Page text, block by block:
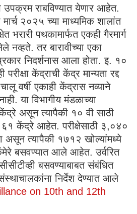
उपक्रम राबविण्यात येणार आहेत.
मार्च २०२५ च्या माध्यमिक शालांत
भरारी पथकामार्फत एकही गैरमार्ग
नव्हते. तर बारावीच्या एका
निदर्शनास आला होता. इ. १०
केंद्राची केंद्र मान्यता रद्द
वर्षी एकाही केंद्रास नव्याने
या विभागीय मंडळाच्या
असून त्यापैकी १० वी साठी
केंद्रे आहेत. परीक्षेसाठी ३,०४०
असून त्यापैकी १७१२ खोल्यांमध्ये
बसवण्यात आले आहेत. उर्वरित
बसवण्याबाबत संबंधित
निर्देश देण्यात आले
on 10th and 12th